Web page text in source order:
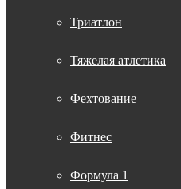
Триатлон
Тяжелая атлетика
Фехтование
Фитнес
Формула 1